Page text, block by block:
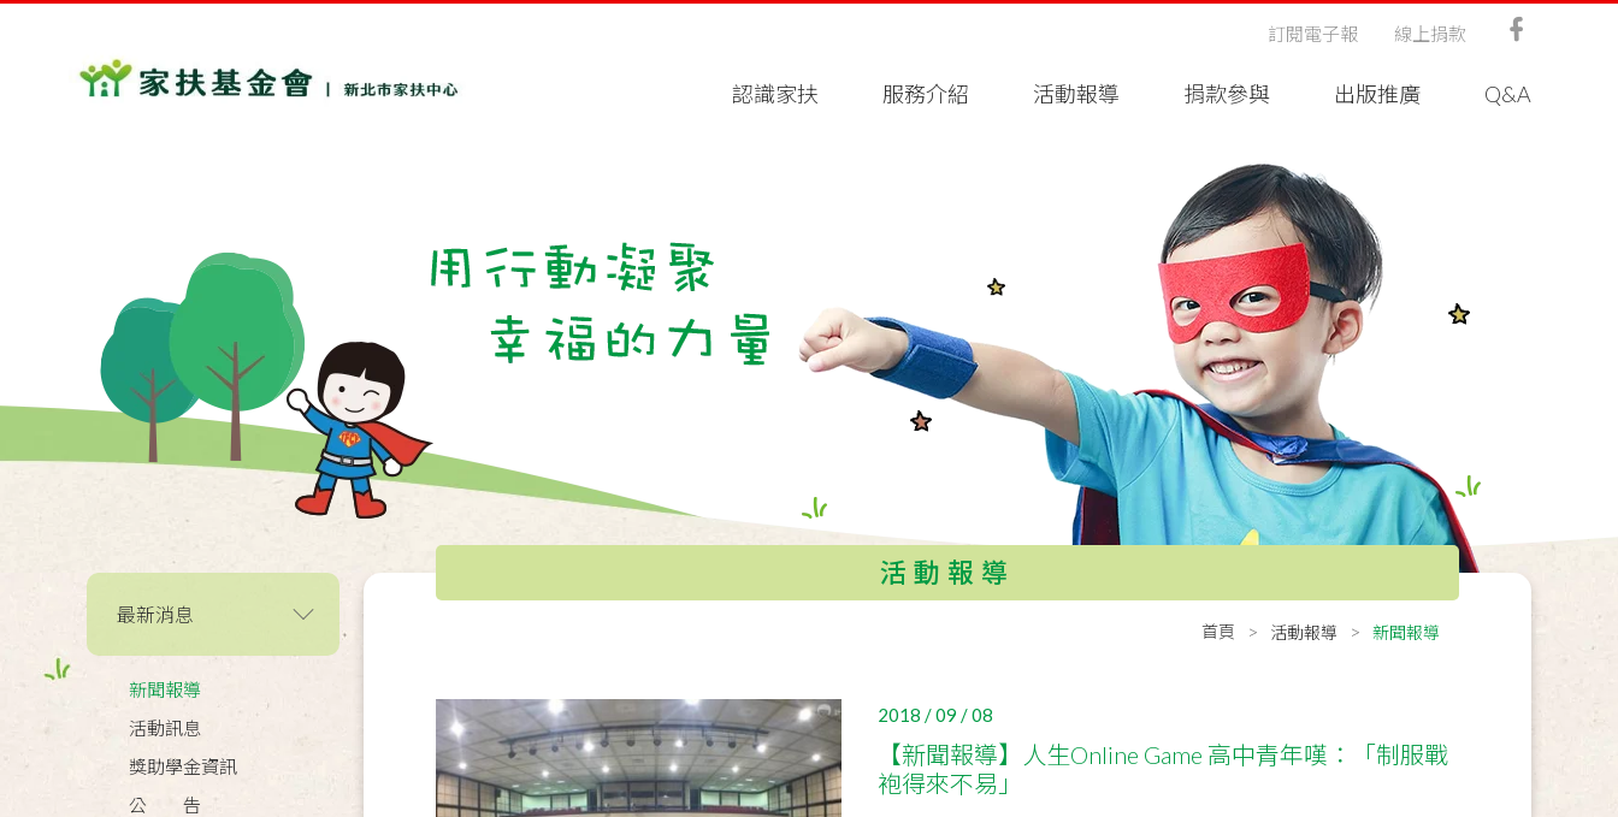
認識家扶 服務介紹 活動報導 捐款參與 出版推廣 Q&A
訂閱電子報 線上捐款
最新消息
新聞報導
活動訊息
獎助學金資訊
公 告
活動報導
首頁 活動報導 新聞報導
2018 / 09 / 08
【新聞報導】人生Online Game 高中青年嘆：「制服戰
袍得來不易」